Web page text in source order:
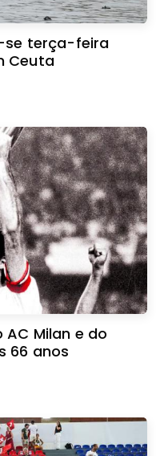
se terça-feira
Ceuta
AC Milan e do
66 anos